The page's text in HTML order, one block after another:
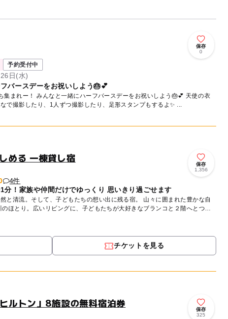
保存
0
予約受付中
日(水)
バースデーをお祝いしよう🎂💕
ースデーをお祝いしよう🎂💕 天使の衣
で撮影したり、1人ずつ撮影したり、足形スタンプもするよ✨ ...
める 一棟貸し宿
保存
1,356
4件
分！家族や仲間だけでゆっくり 思いきり過ごせます
。そして、子どもたちの想い出に残る宿。 山々に囲まれた豊かな自
のほとり。広いリビングに、子どもたちが大好きなブランコと２階へとつ
チケットを見る
ルトン」8施設の無料宿泊券
保存
325